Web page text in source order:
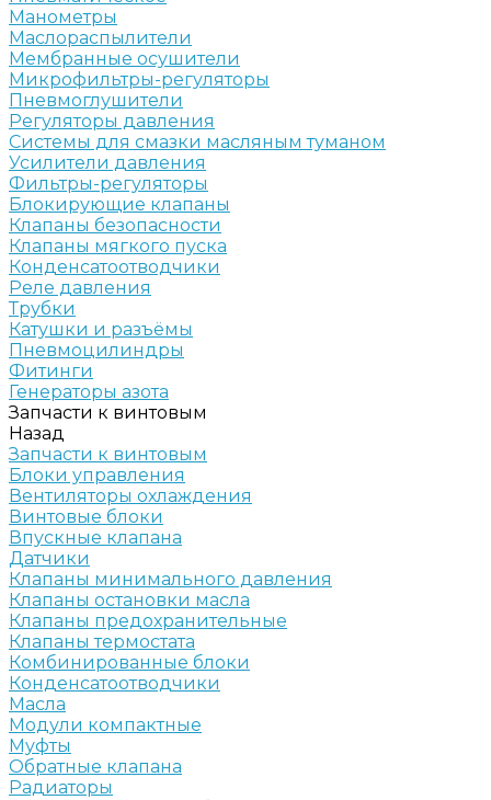
Манометры
Маслораспылители
Мембранные осушители
Микрофильтры-регуляторы
Пневмоглушители
Регуляторы давления
Системы для смазки масляным туманом
Усилители давления
Фильтры-регуляторы
Блокирующие клапаны
Клапаны безопасности
Клапаны мягкого пуска
Конденсатоотводчики
Реле давления
Трубки
Катушки и разъёмы
Пневмоцилиндры
Фитинги
Генераторы азота
Запчасти к винтовым
Назад
Запчасти к винтовым
Блоки управления
Вентиляторы охлаждения
Винтовые блоки
Впускные клапана
Датчики
Клапаны минимального давления
Клапаны остановки масла
Клапаны предохранительные
Клапаны термостата
Комбинированные блоки
Конденсатоотводчики
Масла
Модули компактные
Муфты
Обратные клапана
Радиаторы